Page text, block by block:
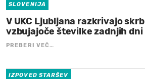
SLOVENIJA
V UKC Ljubljana razkrivajo skrb
vzbujajoče številke zadnjih dni
PREBERI VEČ…
IZPOVED STARŠEV